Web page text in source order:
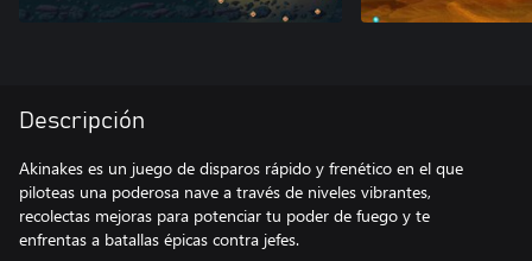
Descripción
Akinakes es un juego de disparos rápido y frenético en el que
piloteas una poderosa nave a través de niveles vibrantes,
recolectas mejoras para potenciar tu poder de fuego y te
enfrentas a batallas épicas contra jefes.